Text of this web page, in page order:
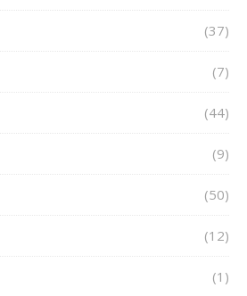
(37)
(7)
(44)
(9)
(50)
(12)
(1)